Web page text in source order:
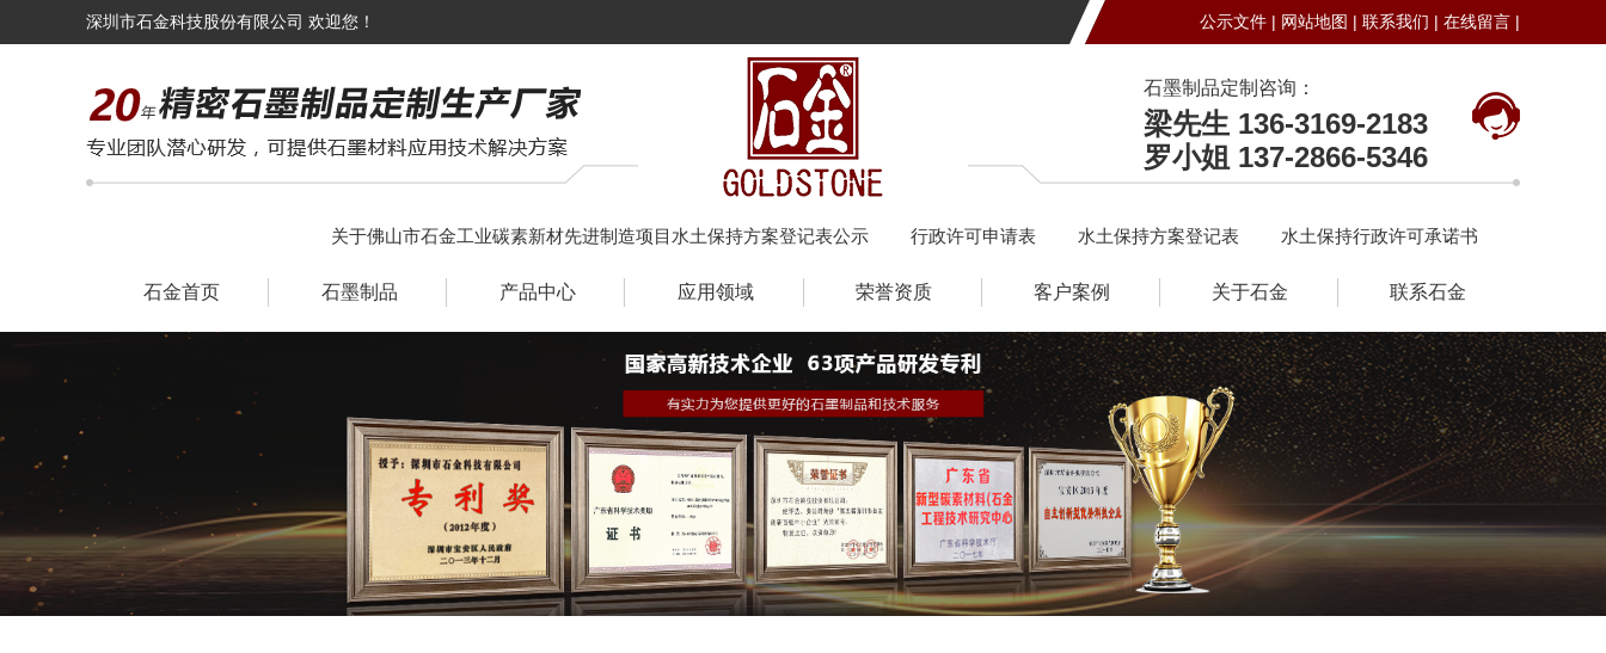
深圳市石金科技股份有限公司 欢迎您！ 公示文件 | 网站地图 | 联系我们 | 在线留言 |
石墨制品定制咨询：
梁先生 136-3169-2183
罗小姐 137-2866-5346
水土保持行政许可承诺书
水土保持方案登记表
行政许可申请表
关于佛山市石金工业碳素新材先进制造项目水土保持方案登记表公示
石金首页 石墨制品 产品中心 应用领域 荣誉资质 客户案例 关于石金 联系石金